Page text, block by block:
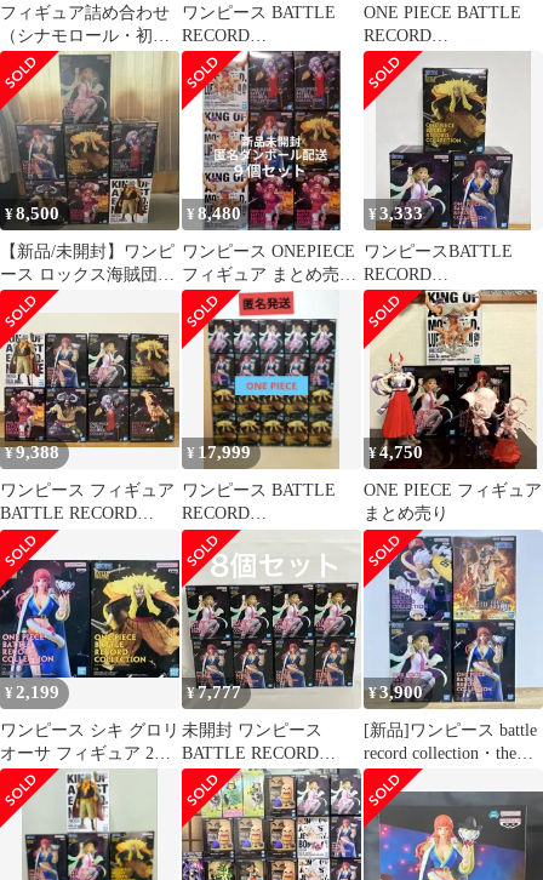
フィギュア詰め合わせ
（シナモロール・初音
ミク・梅宮一・ガンダ
ム・ワンピース）
ワンピース BATTLE
RECORD
COLLECTION 2個セッ
ト
ONE PIECE BATTLE
RECORD
COLLECTION 3個セッ
ト
¥8,500
【新品/未開封】ワンピ
ース ロックス海賊団セ
ット
¥8,480
ワンピース ONEPIECE
フィギュア まとめ売り
計９個 ルフィなど
¥3,333
ワンピースBATTLE
RECORD
COLLECTION 3個セッ
ト
¥9,388
ワンピース フィギュア
BATTLE RECORD
COLLECTION 他8種
¥ 17,999
ワンピース BATTLE
RECORD
COLLECTION フィギ
ュア ２０個
¥4,750
ONE PIECE フィギュア
まとめ売り
¥ 2,199
ワンピース シキ グロリ
オーサ フィギュア 2点
セット
¥7,777
未開封 ワンピース
BATTLE RECORD
COLLECTION グロリ
オーサ ステューシー フ
ィギュア 8個セット
SF6745 c099
¥3,900
[新品]ワンピース battle
record collection・the出
航